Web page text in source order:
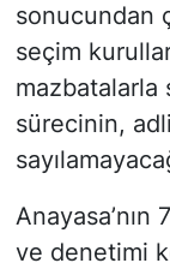
sonucundan
seçim
mazbatalarla
sürecinin,
ve denetimi